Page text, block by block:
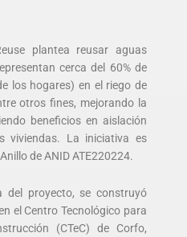
plantea reusar aguas
cerca del 60% de
los hogares) en el riego de
otros fines, mejorando la
beneficios en aislación
viviendas. La iniciativa es
de ANID ATE220224.
del proyecto, se construyó
el Centro Tecnológico para
(CTeC) de Corfo,